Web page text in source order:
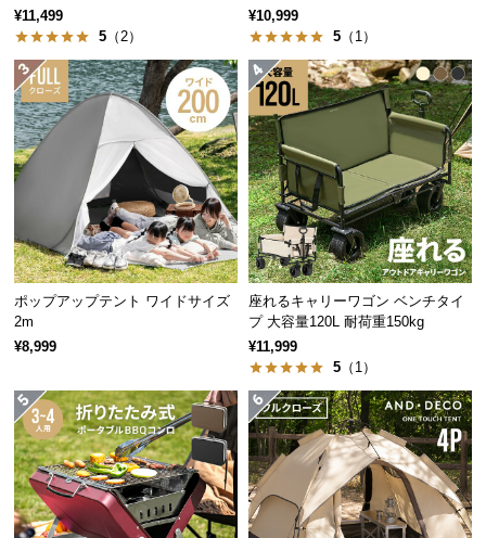
搬
入
経
路
に
返
ャ
セ
ル
に
つ
い
て
グタイプ 3m
¥11,499
5 （2）
グタイプ 2.5m
¥10,999
5 （1）
ポップアップテント ワイドサイズ
2m
¥8,999
座れるキャリーワゴン ベンチタイ
プ 大容量120L 耐荷重150kg
¥11,999
5 （1）